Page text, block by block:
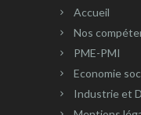
Accueil
Nos
PME-PMI
Economie
Industrie et